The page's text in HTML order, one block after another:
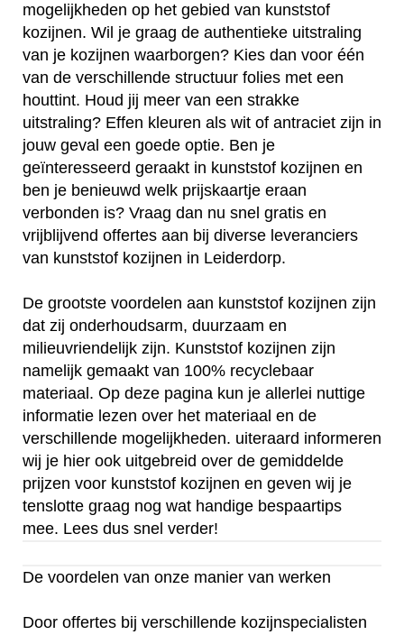
mogelijkheden op het gebied van kunststof
kozijnen. Wil je graag de authentieke uitstraling
van je kozijnen waarborgen? Kies dan voor één
van de verschillende structuur folies met een
houttint. Houd jij meer van een strakke
uitstraling? Effen kleuren als wit of antraciet zijn in
jouw geval een goede optie. Ben je
geïnteresseerd geraakt in kunststof kozijnen en
ben je benieuwd welk prijskaartje eraan
verbonden is? Vraag dan nu snel gratis en
vrijblijvend offertes aan bij diverse leveranciers
van kunststof kozijnen in Leiderdorp.
De grootste voordelen aan kunststof kozijnen zijn
dat zij onderhoudsarm, duurzaam en
milieuvriendelijk zijn. Kunststof kozijnen zijn
namelijk gemaakt van 100% recyclebaar
materiaal. Op deze pagina kun je allerlei nuttige
informatie lezen over het materiaal en de
verschillende mogelijkheden. uiteraard informeren
wij je hier ook uitgebreid over de gemiddelde
prijzen voor kunststof kozijnen en geven wij je
tenslotte graag nog wat handige bespaartips
mee. Lees dus snel verder!
De voordelen van onze manier van werken
Door offertes bij verschillende kozijnspecialisten